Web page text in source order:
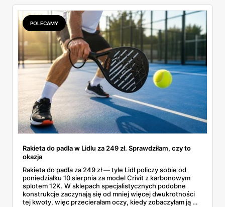
POLECAMY
Rakieta do padla w Lidlu za 249 zł. Sprawdziłam, czy to
okazja
Rakieta do padla za 249 zł — tyle Lidl policzy sobie od
poniedziałku 10 sierpnia za model Crivit z karbonowym
splotem 12K. W sklepach specjalistycznych podobne
konstrukcje zaczynają się od mniej więcej dwukrotności
tej kwoty, więc przecierałam oczy, kiedy zobaczyłam ją w